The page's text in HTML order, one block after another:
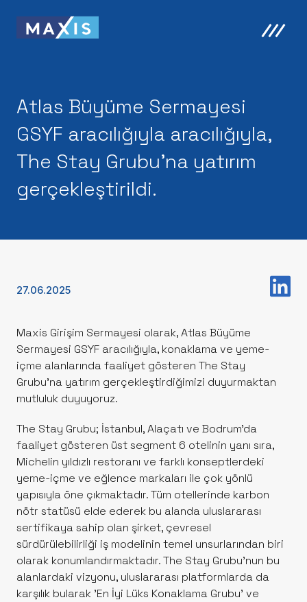
Atlas Büyüme Sermayesi
GSYF aracılığıyla aracılığıyla,
The Stay Grubu'na yatırım
gerçekleştirildi.
27.06.2025
Maxis Girişim Sermayesi olarak, Atlas Büyüme
Sermayesi GSYF aracılığıyla, konaklama ve yeme-
içme alanlarında faaliyet gösteren The Stay
Grubu’na yatırım gerçekleştirdiğimizi duyurmaktan
mutluluk duyuyoruz.
The Stay Grubu; İstanbul, Alaçatı ve Bodrum’da
faaliyet gösteren üst segment 6 otelinin yanı sıra,
Michelin yıldızlı restoranı ve farklı konseptlerdeki
yeme-içme ve eğlence markaları ile çok yönlü
yapısıyla öne çıkmaktadır. Tüm otellerinde karbon
nötr statüsü elde ederek bu alanda uluslararası
sertifikaya sahip olan şirket, çevresel
sürdürülebilirliği iş modelinin temel unsurlarından biri
olarak konumlandırmaktadır. The Stay Grubu’nun bu
alanlardaki vizyonu, uluslararası platformlarda da
karşılık bularak 'En İyi Lüks Konaklama Grubu' ve